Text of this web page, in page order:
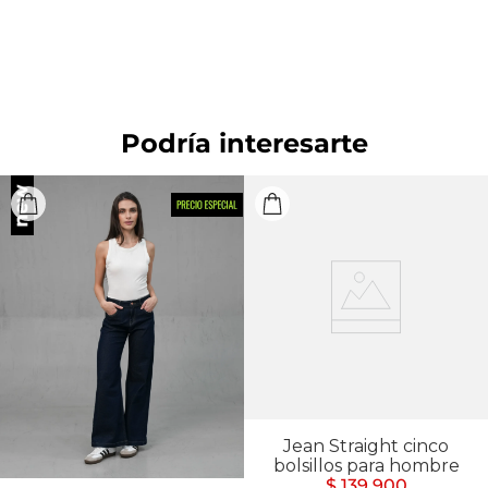
Podría interesarte
Jean Straight cinco
bolsillos para hombre